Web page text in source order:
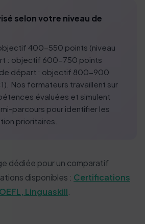
selon votre niveau de
400-550 points (niveau
: objectif 600-750 points
de départ : objectif 800-900
Nos formateurs travaillent sur
évaluées et simulent
parcours pour identifier les
prioritaires.
dédiée pour un comparatif
disponibles : Certifications
Linguaskill.